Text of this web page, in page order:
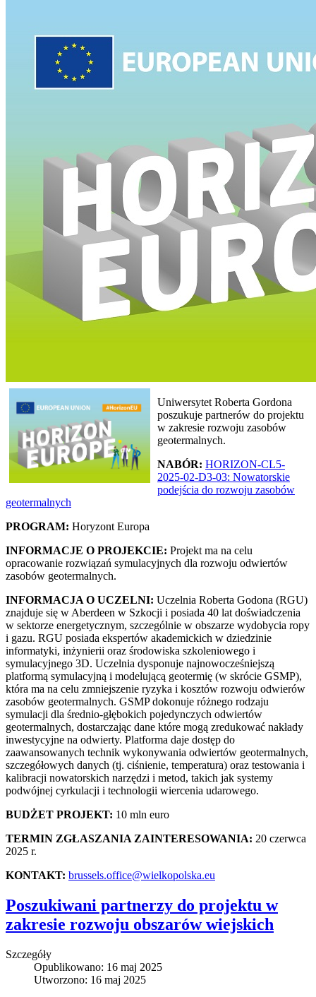
Uniwersytet Roberta Gordona
poszukuje partnerów do projektu
w zakresie rozwoju zasobów
geotermalnych.
NABÓR: HORIZON-CL5-
2025-02-D3-03: Nowatorskie
podejścia do rozwoju zasobów
geotermalnych
PROGRAM: Horyzont Europa
INFORMACJE O PROJEKCIE: Projekt ma na celu
opracowanie rozwiązań symulacyjnych dla rozwoju odwiertów
zasobów geotermalnych.
INFORMACJA O UCZELNI: Uczelnia Roberta Godona (RGU)
znajduje się w Aberdeen w Szkocji i posiada 40 lat doświadczenia
w sektorze energetycznym, szczególnie w obszarze wydobycia ropy
i gazu. RGU posiada ekspertów akademickich w dziedzinie
informatyki, inżynierii oraz środowiska szkoleniowego i
symulacyjnego 3D. Uczelnia dysponuje najnowocześniejszą
platformą symulacyjną i modelującą geotermię (w skrócie GSMP),
która ma na celu zmniejszenie ryzyka i kosztów rozwoju odwierów
zasobów geotermalnych. GSMP dokonuje różnego rodzaju
symulacji dla średnio-głębokich pojedynczych odwiertów
geotermalnych, dostarczając dane które mogą zredukować nakłady
inwestycyjne na odwierty. Platforma daje dostęp do
zaawansowanych technik wykonywania odwiertów geotermalnych,
szczegółowych danych (tj. ciśnienie, temperatura) oraz testowania i
kalibracji nowatorskich narzędzi i metod, takich jak systemy
podwójnej cyrkulacji i technologii wiercenia udarowego.
BUDŻET PROJEKT: 10 mln euro
TERMIN ZGŁASZANIA ZAINTERESOWANIA: 20 czerwca
2025 r.
KONTAKT: brussels.office@wielkopolska.eu
Poszukiwani partnerzy do projektu w
zakresie rozwoju obszarów wiejskich
Szczegóły
Opublikowano: 16 maj 2025
Utworzono: 16 maj 2025